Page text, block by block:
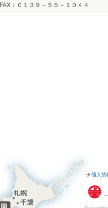
FAX：０１３９－５５－１０４４
個人情